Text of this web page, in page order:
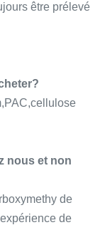
être prélevé
nous et non
de
de